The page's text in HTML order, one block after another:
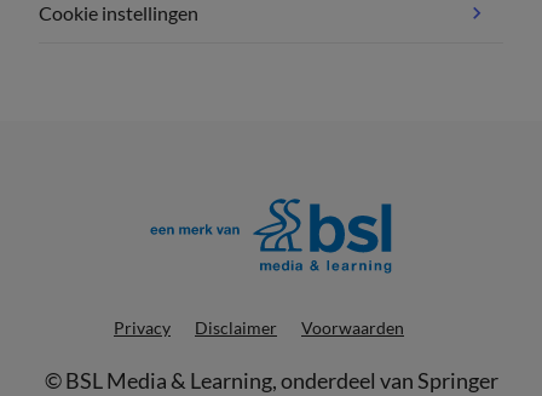
Cookie instellingen
Privacy Disclaimer Voorwaarden
©BSL Media & Learning, onderdeel vanSpringer